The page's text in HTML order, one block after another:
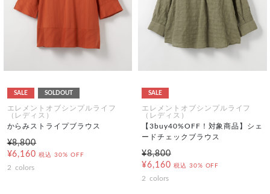
SALE SOLDOUT
エレメントオブシンプルライフ
（レディス）
からみストライプブラウス
¥8,800
¥6,160 税込 30% OFF
2 colors
SALE
エレメントオブシンプルライフ
（レディス）
【3buy40%OFF！対象商品】シェ
ードチェックブラウス
¥8,800
¥6,160 税込 30% OFF
2 colors